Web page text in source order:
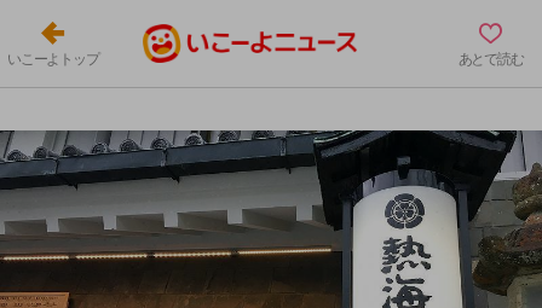
いこーよトップ あとで読む